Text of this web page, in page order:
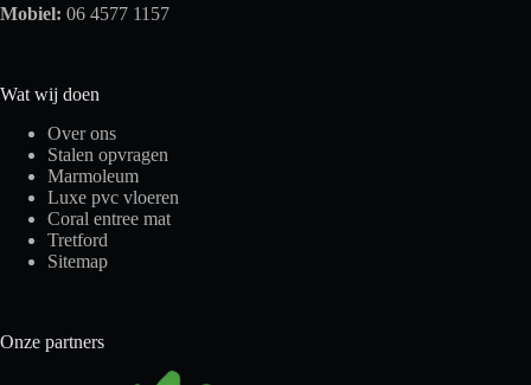
Mobiel: 06 4577 1157
Wat wij doen
Over ons
Stalen opvragen
Marmoleum
Luxe pvc vloeren
Coral entree mat
Tretford
Sitemap
Onze partners